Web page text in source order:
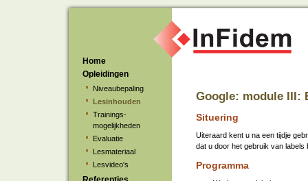
Home
Opleidingen
Niveaubepaling
Lesinhouden
Trainings-
mogelijkheden
Evaluatie
Lesmateriaal
Lesvideo's
Google: module III:
Situering
Uiteraard kent u na een tijdje
dat u door het gebruik van
Programma